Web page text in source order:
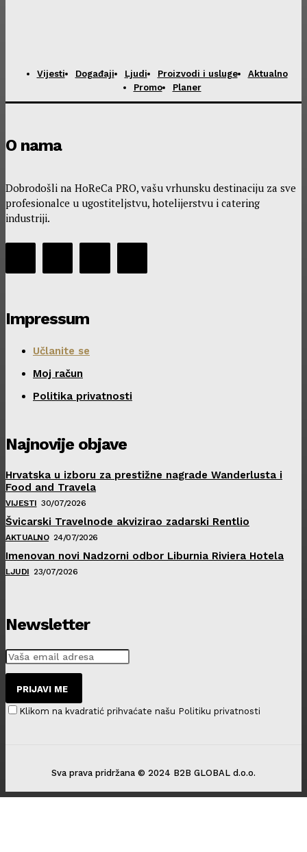
Vijesti Događaji Ljudi Proizvodi i usluge
Aktualno
Promo
Planer
O nama
Dobrodošli na HoReCa PRO, vašu vrhunsku destinaciju za sve
profesionalce u ugostiteljstvu, hotelijerstvu i catering
industriji.
Impressum
Učlanite se
Moj račun
Politika privatnosti
Najnovije objave
Hrvatska u izboru za prestižne nagrade Wanderlusta i
Food and Travela
VIJESTI 30/07/2026
Švicarski Travelnode akvizirao zadarski Rentlio
AKTUALNO 24/07/2026
Imenovan novi Nadzorni odbor Liburnia Riviera Hotela
LJUDI 23/07/2026
Newsletter
PRIJAVI ME
Klikom na kvadratić prihvaćate našu Politiku privatnosti
Sva prava pridržana © 2024 B2B GLOBAL d.o.o.